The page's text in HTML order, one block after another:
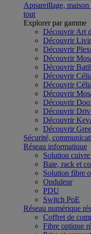
Appareillage,
tout
Explorer par gamme
Découvrir Art
Découvrir
Découvrir
Découvrir
Découvrir
Découvrir
Découvrir
Découvrir
Découvrir
Découvrir
Découvrir
Découvrir
Sécurité,
Réseau informatique
Solution
Baie, rack et
Solution fibre
Onduleur
PDU
Switch PoE
Réseau numérique
Coffret de
Fibre optique